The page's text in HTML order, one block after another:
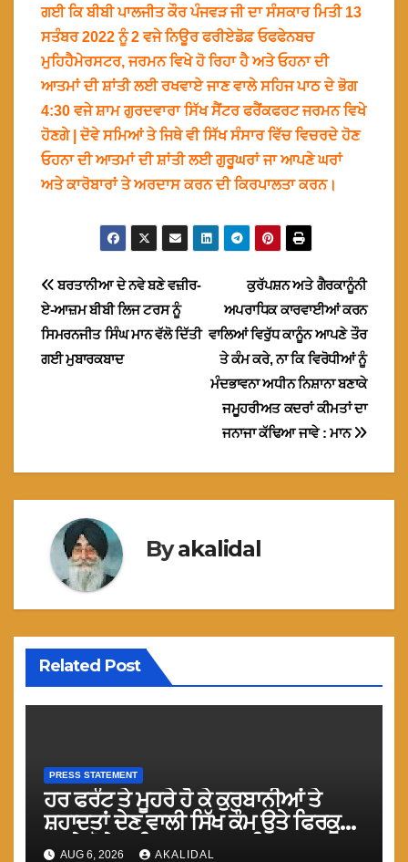
ਗਈ ਕਿ ਬੀਬੀ ਪਾਲਜੀਤ ਕੌਰ ਪੰਜਵੜ ਜੀ ਦਾ ਸੰਸਕਾਰ ਮਿਤੀ 13
ਸਤੰਬਰ 2022 ਨੂੰ 2 ਵਜੇ ਨਿਊਰ ਫਰੀਏਡੋਫ਼ ਓਫਫੇਨਬਚ
ਮੁਹਿਹੈਮੇਰਸਟਰ, ਜਰਮਨ ਵਿਖੇ ਹੋ ਰਿਹਾ ਹੈ ਅਤੇ ਓਹਨਾ ਦੀ
ਆਤਮਾਂ ਦੀ ਸ਼ਾਂਤੀ ਲਈ ਰਖਵਾਏ ਜਾਣ ਵਾਲੇ ਸਹਿਜ ਪਾਠ ਦੇ ਭੋਗ
4:30 ਵਜੇ ਸ਼ਾਮ ਗੁਰਦਵਾਰਾ ਸਿੱਖ ਸੈਂਟਰ ਫਰੈਂਕਫਰਟ ਜਰਮਨ ਵਿਖੇ
ਹੋਣਗੇ | ਦੋਵੇ ਸਮਿਆਂ ਤੇ ਜਿਥੇ ਵੀ ਸਿੱਖ ਸੰਸਾਰ ਵਿੱਚ ਵਿਚਰਦੇ ਹੋਣ
ਓਹਨਾ ਦੀ ਆਤਮਾਂ ਦੀ ਸ਼ਾਂਤੀ ਲਈ ਗੁਰੂਘਰਾਂ ਜਾ ਆਪਣੇ ਘਰਾਂ
ਅਤੇ ਕਾਰੋਬਾਰਾਂ ਤੇ ਅਰਦਾਸ ਕਰਨ ਦੀ ਕਿਰਪਾਲਤਾ ਕਰਨ।
Post
navigation
ਕੁਰੱਪਸ਼ਨ ਅਤੇ ਗੈਰਕਾਨੂੰਨੀ
ਅਪਰਾਧਿਕ ਕਾਰਵਾਈਆਂ ਕਰਨ
ਵਾਲਿਆਂ ਵਿਰੁੱਧ ਕਾਨੂੰਨ ਆਪਣੇ ਤੌਰ
ਤੇ ਕੰਮ ਕਰੇ, ਨਾ ਕਿ ਵਿਰੋਧੀਆਂ ਨੂੰ
ਮੰਦਭਾਵਨਾ ਅਧੀਨ ਨਿਸ਼ਾਨਾ ਬਣਾਕੇ
ਜਮੂਹਰੀਅਤ ਕਦਰਾਂ ਕੀਮਤਾਂ ਦਾ
ਜਨਾਜਾ ਕੱਢਿਆ ਜਾਵੇ : ਮਾਨ
ਬਰਤਾਨੀਆ ਦੇ ਨਵੇ ਬਣੇ ਵਜ਼ੀਰ-
ਏ-ਆਜ਼ਮ ਬੀਬੀ ਲਿਜ ਟਰਸ ਨੂੰ
ਸਿਮਰਨਜੀਤ ਸਿੰਘ ਮਾਨ ਵੱਲੋ ਦਿੱਤੀ
ਗਈ ਮੁਬਾਰਕਬਾਦ
Byakalidal
Related Post
PRESS STATEMENT
ਹਰ ਫਰੰਟ ਤੇ ਮੂਹਰੇ ਹੋ ਕੇ ਕੁਰਬਾਨੀਆਂ ਤੇ
ਸ਼ਹਾਦਤਾਂ ਦੇਣ ਵਾਲੀ ਸਿੱਖ ਕੌਮ ਉਤੇ ਫਿਰਕੂ
ਹਮਲੇ ਹੋਣੇ ਅਤਿ ਸ਼ਰਮਨਾਕ : ਟਿਵਾਣਾ
AUG 6, 2026 AKALIDAL